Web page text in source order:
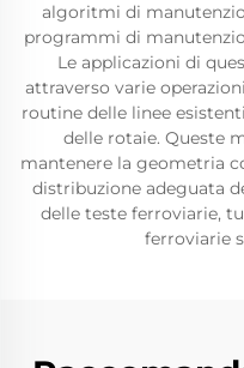
algoritmi di
programmi di
Le applicazioni di
attraverso varie
routine delle linee
delle rotaie. Queste
mantenere la geometria
distribuzione adeguata
delle teste ferroviarie,
ferroviarie